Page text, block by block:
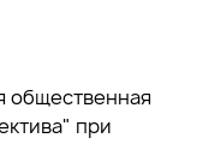
общественная
при